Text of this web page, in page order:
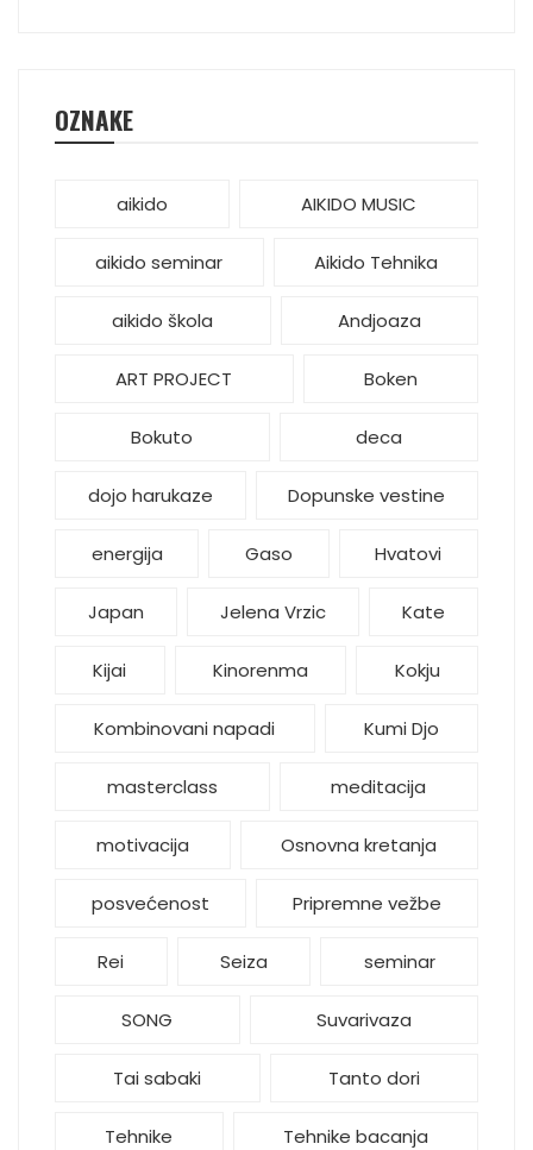
OZNAKE
aikido AIKIDO MUSIC
aikido seminar Aikido Tehnika
aikido škola Andjoaza
ART PROJECT Boken
Bokuto deca
dojo harukaze Dopunske vestine
energija Gaso Hvatovi
Japan Jelena Vrzic Kate
Kijai Kinorenma Kokju
Kombinovani napadi Kumi Djo
masterclass meditacija
motivacija Osnovna kretanja
posvećenost Pripremne vežbe
Rei Seiza seminar
SONG Suvarivaza
Tai sabaki Tanto dori
Tehnike Tehnike bacanja